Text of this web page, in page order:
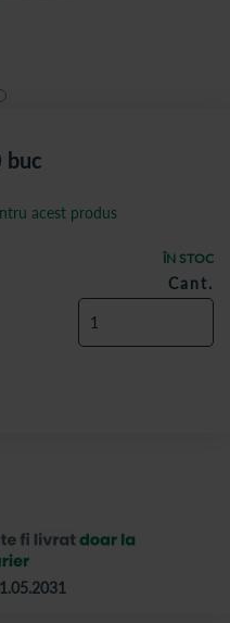
buc
ÎN STOC
acest produs
Cant.